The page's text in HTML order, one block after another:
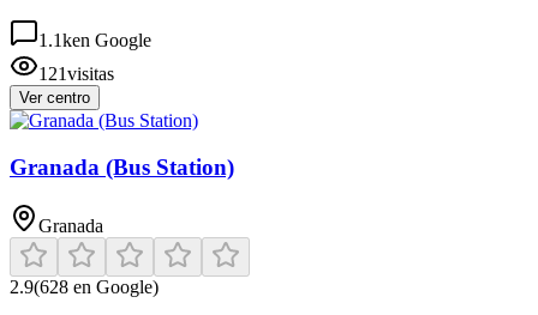
1.1ken Google
121visitas
Ver centro
Granada (Bus Station)
Granada
2.9(628 en Google)